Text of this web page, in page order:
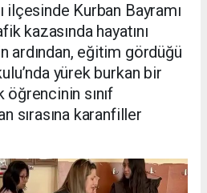
ilçesinde Kurban Bayramı
kazasında hayatını
ardından, eğitim gördüğü
yürek burkan bir
öğrencinin sınıf
sırasına karanfiller